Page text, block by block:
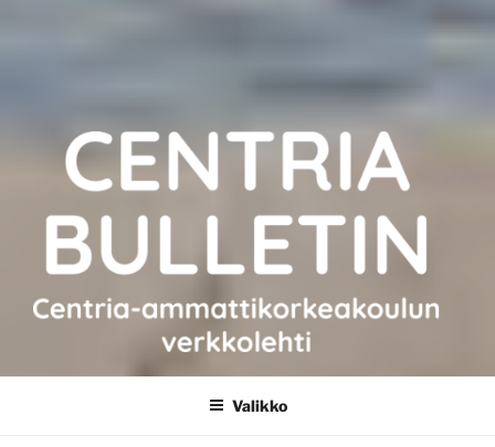
CENTRIA BULLETIN
Valikko